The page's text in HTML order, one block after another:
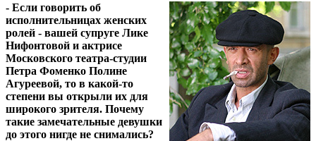
- Если говорить об
исполнительницах женских
ролей - вашей супруге Лике
Нифонтовой и актрисе
Московского театра-студии
Петра Фоменко Полине
Агуреевой, то в какой-то
степени вы открыли их для
широкого зрителя. Почему
такие замечательные девушки
до этого нигде не снимались?